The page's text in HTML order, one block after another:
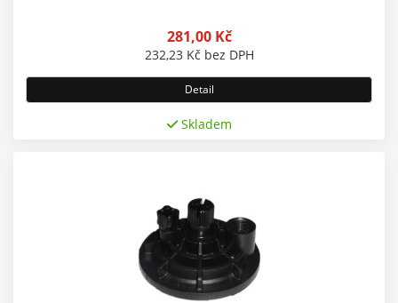
281,00 Kč
232,23 Kč bez DPH
Detail
Skladem